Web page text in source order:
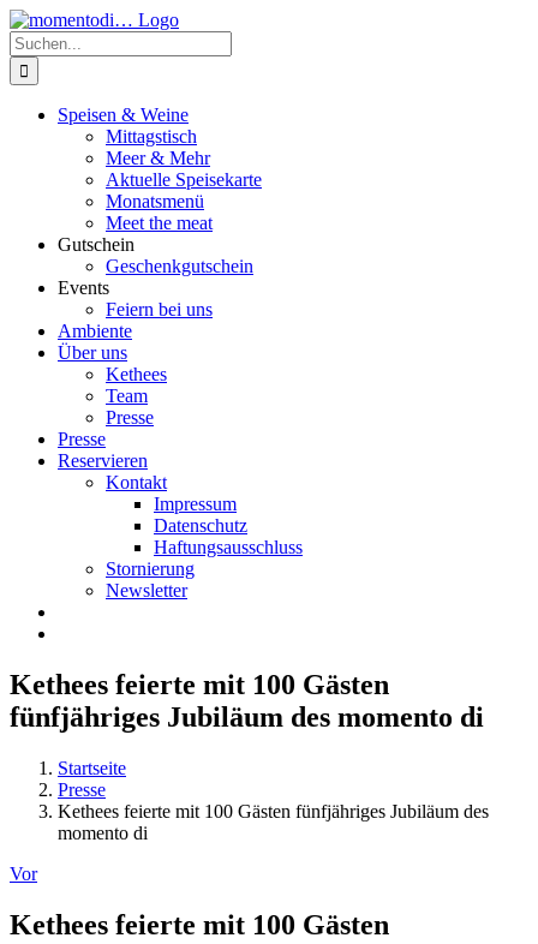
Zum
Inhalt
springen
Suche
nach:
Speisen & Weine
Mittagstisch
Meer & Mehr
Aktuelle Speisekarte
Monatsmenü
Meet the meat
Gutschein
Geschenkgutschein
Events
Feiern bei uns
Ambiente
Über uns
Kethees
Team
Presse
Presse
Reservieren
Kontakt
Impressum
Datenschutz
Haftungsausschluss
Stornierung
Newsletter
Kethees feierte mit 100 Gästen
fünfjähriges Jubiläum des momento di
Startseite
Presse
Kethees feierte mit 100 Gästen fünfjähriges Jubiläum des
momento di
Vor
Kethees feierte mit 100 Gästen